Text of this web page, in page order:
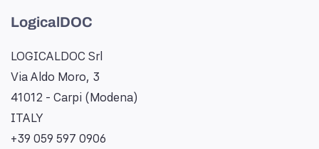
LogicalDOC
LOGICALDOC Srl
Via Aldo Moro, 3
41012 - Carpi (Modena)
ITALY
+39 059 597 0906